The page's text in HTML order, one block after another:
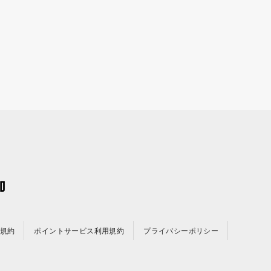
約 ポイントサービス利用規約 プライバシーポリシー